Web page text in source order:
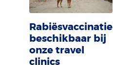
Rabiësvaccinatie
beschikbaar bij
onze travel
clinics